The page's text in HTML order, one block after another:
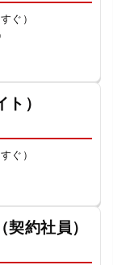
ぐ）
）
ぐ）
契約社員）